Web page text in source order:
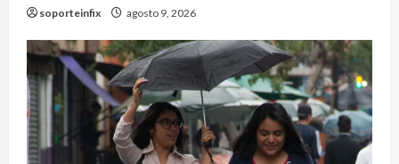
soporteinfix agosto 9, 2026